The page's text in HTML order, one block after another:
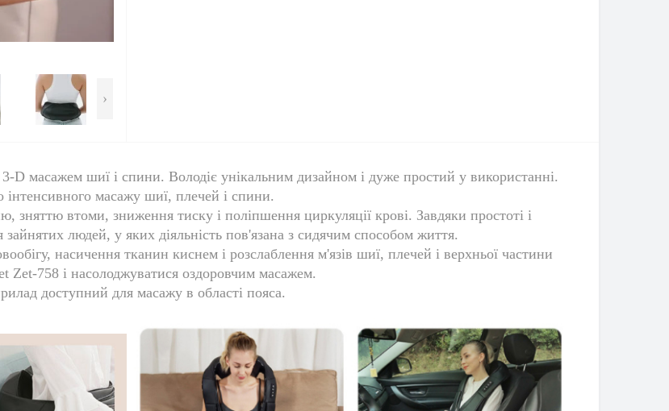
›
D масажем шиї і спини. Володіє унікальним дизайном і дуже простий у використанні.
масажу шиї, плечей і спини.
зняттю втоми, зниження тиску і поліпшення циркуляції крові. Завдяки простоті і
людей, у яких діяльність пов'язана з сидячим способом життя.
насичення тканин киснем і розслаблення м'язів шиї, плечей і верхньої частини
Zet-758 і насолоджуватися оздоровчим масажем.
доступний для масажу в області пояса.